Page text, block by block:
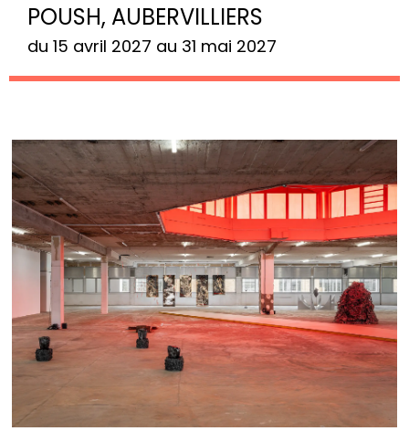
POUSH, AUBERVILLIERS
du 15 avril 2027 au 31 mai 2027